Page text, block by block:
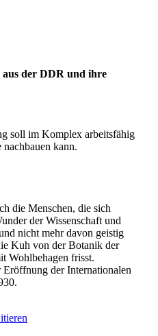
der DDR und ihre
soll im Komplex arbeitsfähig
nachbauen kann.
die Menschen, die sich
der Wissenschaft und
nicht mehr davon geistig
Kuh von der Botanik der
Wohlbehagen frisst.
der Internationalen